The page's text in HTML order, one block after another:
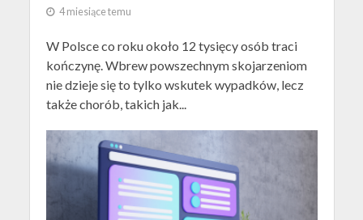
4 miesiące temu
W Polsce co roku około 12 tysięcy osób traci
kończynę. Wbrew powszechnym skojarzeniom
nie dzieje się to tylko wskutek wypadków, lecz
także chorób, takich jak...